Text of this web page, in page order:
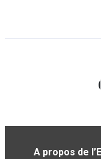
A propos de